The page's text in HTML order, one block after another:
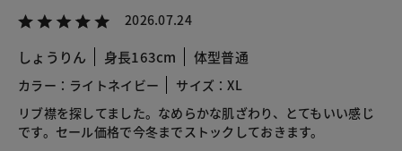
2026.07.24
しょうりん 身長163cm 体型普通
カラー：ライトネイビー
サイズ：XL
リブ襟を探してました。なめらかな肌ざわり、とてもいい感じ
です。セール価格で今冬までストックしておきます。